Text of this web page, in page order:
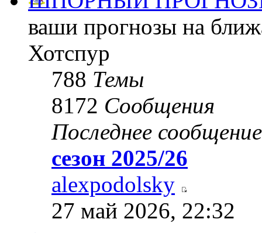
ваши прогнозы на
Хотспур
788 Темы
8172 Сообщения
Последнее сообщение
сезон 2025/26
alexpodolsky
27 май 2026, 22:32